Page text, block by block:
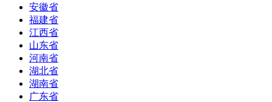
安徽省
福建省
江西省
山东省
河南省
湖北省
湖南省
广东省